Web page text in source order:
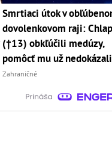
Smrtiaci útok v
dovolenkovom raji:
(†13) obkľúčili medúzy,
pomôcť mu už nedokázali
Zahraničné